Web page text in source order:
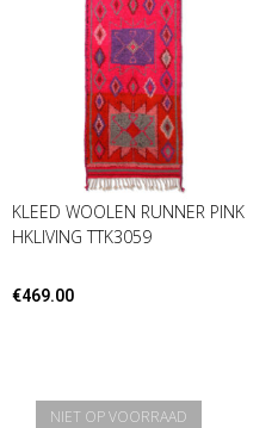
KLEED WOOLEN RUNNER PINK
HKLIVING TTK3059
€469.00
NIET OP VOORRAAD